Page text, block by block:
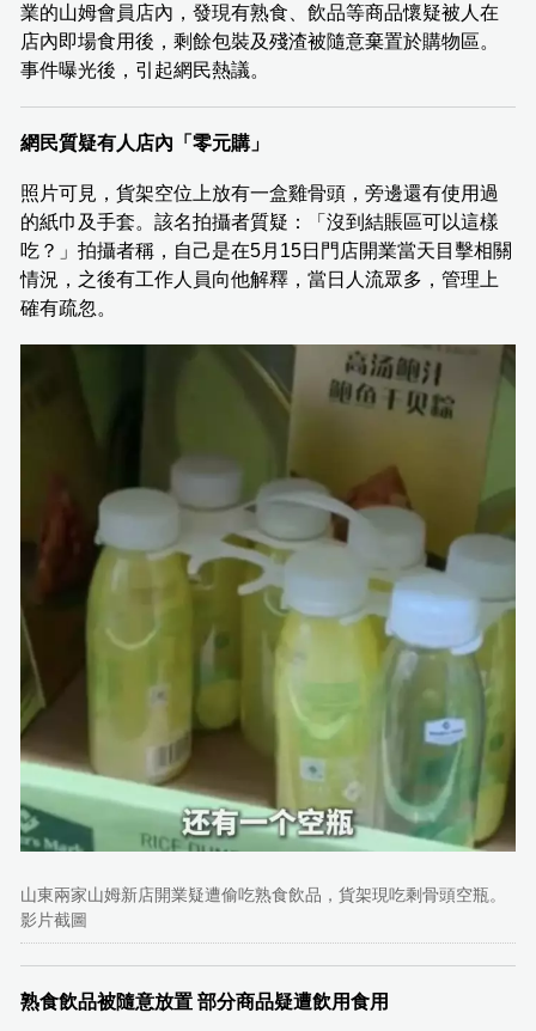
業的山姆會員店內，發現有熟食、飲品等商品懷疑被人在
店內即場食用後，剩餘包裝及殘渣被隨意棄置於購物區。
事件曝光後，引起網民熱議。
網民質疑有人店內「零元購」
照片可見，貨架空位上放有一盒雞骨頭，旁邊還有使用過
的紙巾及手套。該名拍攝者質疑：「沒到結賬區可以這樣
吃？」拍攝者稱，自己是在5月15日門店開業當天目擊相關
情況，之後有工作人員向他解釋，當日人流眾多，管理上
確有疏忽。
山東兩家山姆新店開業疑遭偷吃熟食飲品，貨架現吃剩骨頭空瓶。
影片截圖
熟食飲品被隨意放置 部分商品疑遭飲用食用